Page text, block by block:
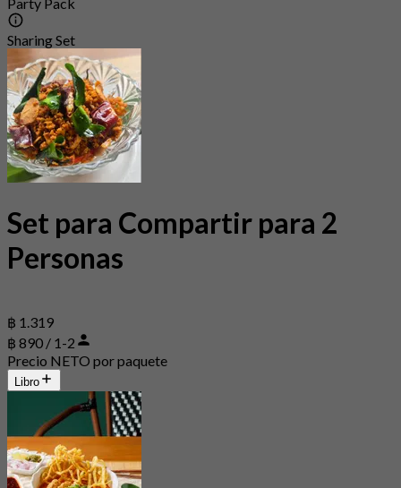
Sharing Set
Set para Compartir para 2
Personas
฿ 1.319
฿ 890 / 1-2
Precio NETO por paquete
Libro